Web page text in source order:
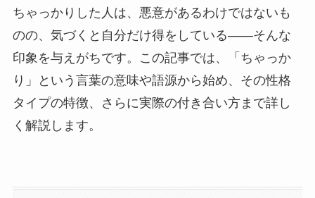
ちゃっかりした人は、悪意があるわけではないも
のの、気づくと自分だけ得をしている——そんな
印象を与えがちです。この記事では、「ちゃっか
り」という言葉の意味や語源から始め、その性格
タイプの特徴、さらに実際の付き合い方まで詳し
く解説します。